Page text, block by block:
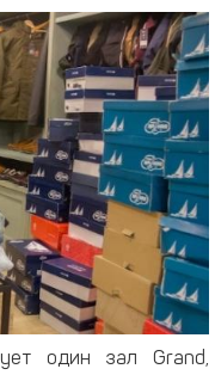
один зал Grand,